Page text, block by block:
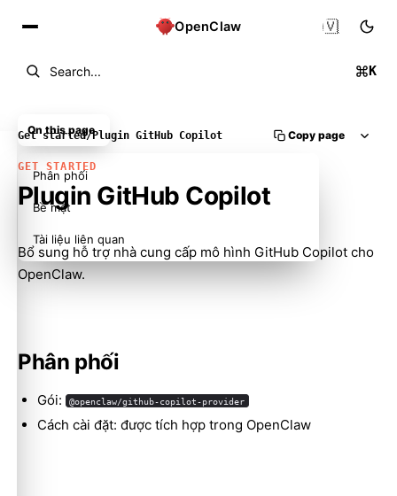
OpenClaw
Search... K
🇻🇳
Get started/Plugin GitHub Copilot Copy page
GET STARTED
Plugin GitHub Copilot
Bổ sung hỗ trợ nhà cung cấp mô hình GitHub Copilot cho
OpenClaw.
Phân phối
Gói: @openclaw/github-copilot-provider
Cách cài đặt: được tích hợp trong OpenClaw
On this page
Phân phối
Bề mặt
Tài liệu liên quan